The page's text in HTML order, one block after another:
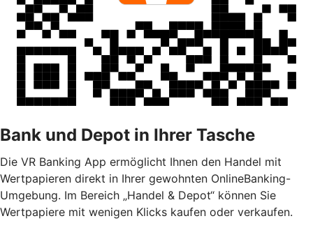
Bank und Depot in Ihrer Tasche
Die VR Banking App ermöglicht Ihnen den Handel mit
Wertpapieren direkt in Ihrer gewohnten OnlineBanking-
Umgebung. Im Bereich „Handel & Depot“ können Sie
Wertpapiere mit wenigen Klicks kaufen oder verkaufen.